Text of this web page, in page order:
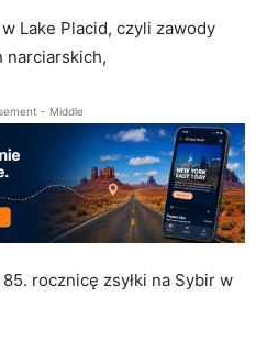
Lake Placid, czyli zawody
narciarskich,
- Middle
rocznicę zsyłki na Sybir w